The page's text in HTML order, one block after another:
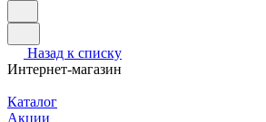
Назад к списку
Интернет-магазин
Каталог
Акции